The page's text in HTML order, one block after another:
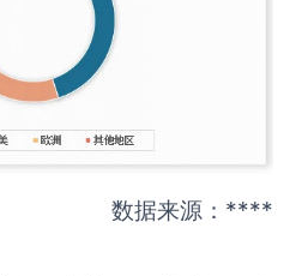
数据来源：****